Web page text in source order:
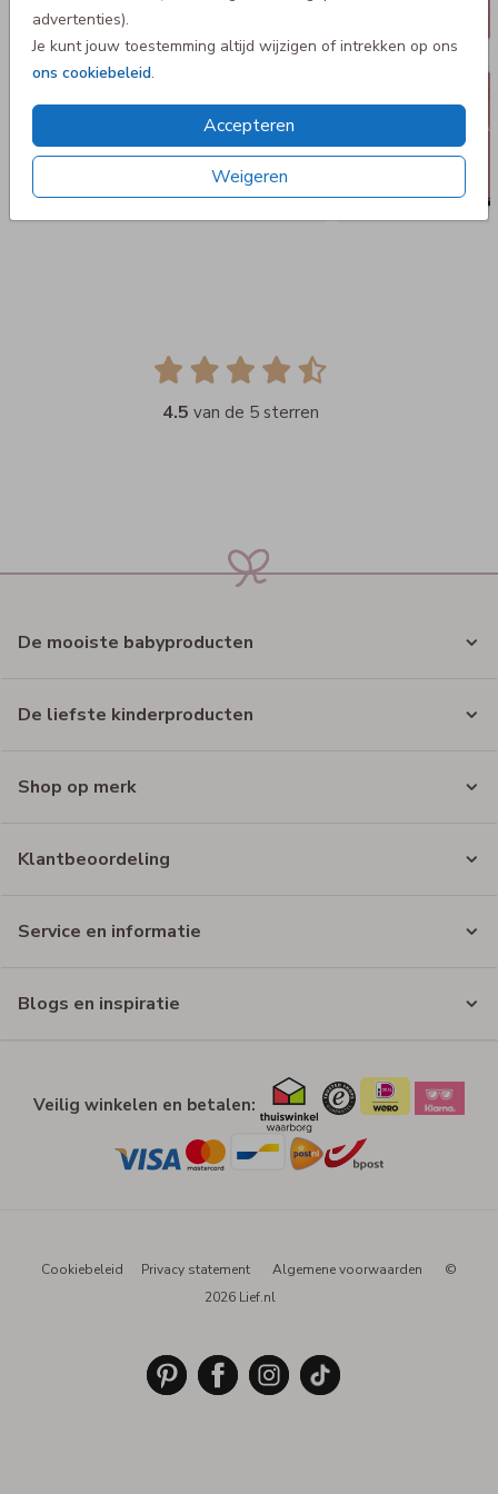
advertenties).
Je kunt jouw toestemming altijd wijzigen of intrekken op ons
ons cookiebeleid.
Accepteren
Weigeren
4.5 van de 5 sterren
De mooiste babyproducten
De liefste kinderproducten
Shop op merk
Klantbeoordeling
Service en informatie
Blogs en inspiratie
Veilig winkelen en betalen:
Cookiebeleid Privacy statement Algemene voorwaarden
©
2026 Lief.nl